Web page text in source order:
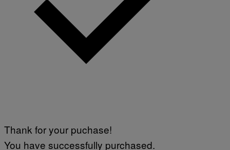
Thank for your puchase!
You have successfully purchased.